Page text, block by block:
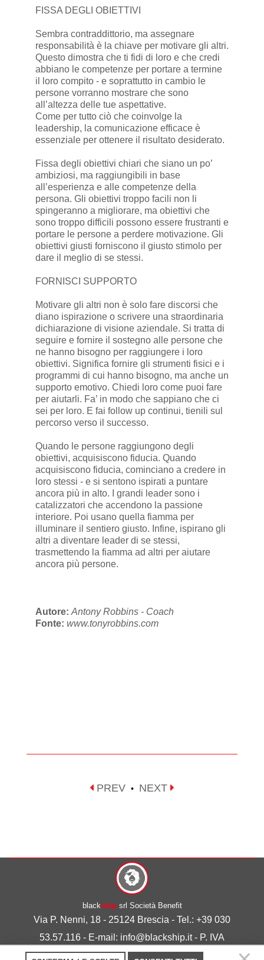
FISSA DEGLI OBIETTIVI
Sembra contraddittorio, ma assegnare
responsabilità è la chiave per motivare gli altri.
Questo dimostra che ti fidi di loro e che credi
abbiano le competenze per portare a termine
il loro compito - e soprattutto in cambio le
persone vorranno mostrare che sono
all’altezza delle tue aspettative.
Come per tutto ciò che coinvolge la
leadership, la comunicazione efficace è
essenziale per ottenere il risultato desiderato.
Fissa degli obiettivi chiari che siano un po’
ambiziosi, ma raggiungibili in base
all’esperienza e alle competenze della
persona. Gli obiettivi troppo facili non li
spingeranno a migliorare, ma obiettivi che
sono troppo difficili possono essere frustranti e
portare le persone a perdere motivazione. Gli
obiettivi giusti forniscono il giusto stimolo per
dare il meglio di se stessi.
FORNISCI SUPPORTO
Motivare gli altri non è solo fare discorsi che
diano ispirazione o scrivere una straordinaria
dichiarazione di visione aziendale. Si tratta di
seguire e fornire il sostegno alle persone che
ne hanno bisogno per raggiungere i loro
obiettivi. Significa fornire gli strumenti fisici e i
programmi di cui hanno bisogno, ma anche un
supporto emotivo. Chiedi loro come puoi fare
per aiutarli. Fa’ in modo che sappiano che ci
sei per loro. E fai follow up continui, tienili sul
percorso verso il successo.
Quando le persone raggiungono degli
obiettivi, acquisiscono fiducia. Quando
acquisiscono fiducia, cominciano a credere in
loro stessi - e si sentono ispirati a puntare
ancora più in alto. I grandi leader sono i
catalizzatori che accendono la passione
interiore. Poi usano quella fiamma per
illuminare il sentiero giusto. Infine, ispirano gli
altri a diventare leader di se stessi,
trasmettendo la fiamma ad altri per aiutare
ancora più persone.
Autore: Antony Robbins - Coach
Fonte: www.tonyrobbins.com
PREV • NEXT
blackshipsrl Società Benefit
Via P. Nenni, 18 - 25124 Brescia - Tel.: +39 030
53.57.116 - E-mail: info@blackship.it - P. IVA
03492980986